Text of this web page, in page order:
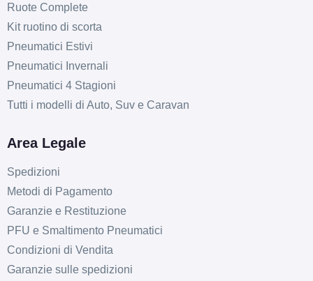
Ruote Complete
Kit ruotino di scorta
Pneumatici Estivi
Pneumatici Invernali
Pneumatici 4 Stagioni
Tutti i modelli di Auto, Suv e Caravan
Area Legale
Spedizioni
Metodi di Pagamento
Garanzie e Restituzione
PFU e Smaltimento Pneumatici
Condizioni di Vendita
Garanzie sulle spedizioni